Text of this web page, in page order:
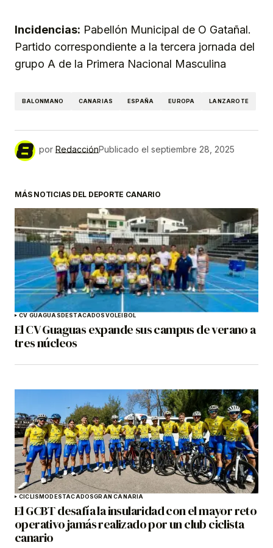
Incidencias: Pabellón Municipal de O Gatañal.
Partido correspondiente a la tercera jornada del
grupo A de la Primera Nacional Masculina
BALONMANO CANARIAS ESPAÑA EUROPA LANZAROTE
por RedacciónPublicado el septiembre 28, 2025
MÁS NOTICIAS DEL DEPORTE CANARIO
CV GUAGUASDESTACADOSVOLEIBOL
El CV Guaguas expande sus campus de verano a
tres núcleos
CICLISMODESTACADOSGRAN CANARIA
El GCBT desafía la insularidad con el mayor reto
operativo jamás realizado por un club ciclista
canario